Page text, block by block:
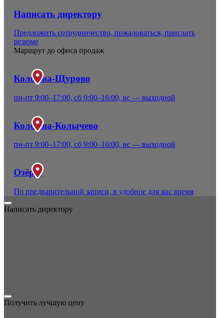
Написать директору
Предложить сотрудничество, пожаловаться, прислать
резюме
Маршрут до офиса продаж
Коломна-Щурово
пн-пт 9:00–17:00, сб 9:00–16:00, вс — выходной
Коломна-Колычево
пн-пт 9:00–17:00, сб 9:00–16:00, вс — выходной
Озёры
По предварительной записи, в удобное для вас время
Написать директору
Получить лучшую цену